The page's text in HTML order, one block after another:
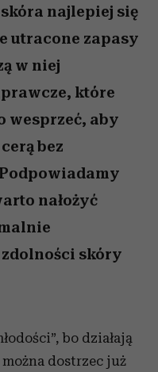
skóra najlepiej się
utracone zapasy
w niej
które
wesprzeć, aby
bez
nałożyć
skóry
bo działają
dostrzec już